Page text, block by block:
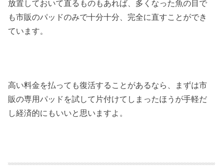
放置しておいて直るものもあれば、多くなった魚の目で
も市販のパッドのみで十分十分、完全に直すことができ
ています。
高い料金を払っても復活することがあるなら、まずは市
販の専用パッドを試して片付けてしまったほうが手軽だ
し経済的にもいいと思いますよ。